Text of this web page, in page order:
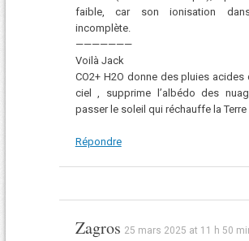
faible, car son ionisation
incomplète.
———————
Voilà Jack
CO2+ H2O donne des pluies acides
ciel , supprime l’albédo des
passer le soleil qui réchauffe la Terre
Répondre
Zagros 25 mars 2025 at 11 h 50